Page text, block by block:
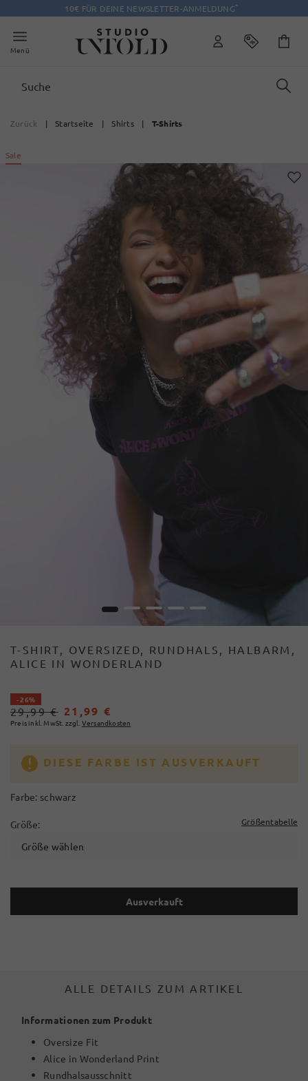
10€ FÜR DEINE NEWSLETTER-ANMELDUNG*
Menü
Zurück | Startseite | Shirts | T-Shirts
Sale
1 2 3 4 5
T-SHIRT, OVERSIZED, RUNDHALS, HALBARM,
ALICE IN WONDERLAND
- 26%
29,99 € 21,99 €
Preis inkl. MwSt. zzgl. Versandkosten
DIESE FARBE IST AUSVERKAUFT
Farbe: schwarz
Größe: Größentabelle
Größe wählen
Ausverkauft
ALLE DETAILS ZUM ARTIKEL
Informationen zum Produkt
Oversize Fit
Alice in Wonderland Print
Rundhalsausschnitt